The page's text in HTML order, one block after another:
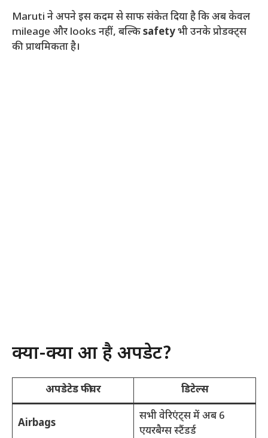
Maruti ने अपने इस कदम से साफ संकेत दिया है कि अब केवल
mileage और looks नहीं, बल्किsafetyभी उनके प्रोडक्ट्स
की प्राथमिकता है।
क्या-क्या हुआ है अपडेट?
अपडेटेड फीचर डिटेल्स
Airbags
सभी वेरिएंट्स में अब 6
एयरबैग्स स्टैंडर्ड